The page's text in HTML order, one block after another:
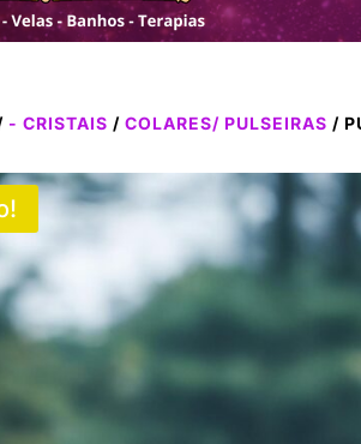
- CRISTAIS /COLARES/ PULSEIRAS /